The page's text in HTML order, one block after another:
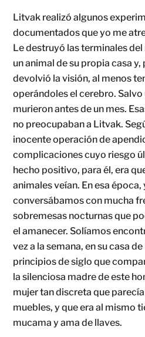
Litvak realizó algunos
documentados que yo me
Le destruyó las terminales
un animal de su propia casa
devolvió la visión, al menos
operándoles el cerebro.
murieron antes de un mes.
no preocupaban a Litvak.
inocente operación de
complicaciones cuyo riesgo
hecho positivo, para él, era
animales veían. En esa época,
conversábamos con mucha
sobremesas nocturnas que
el amanecer. Solíamos
vez a la semana, en su casa
principios de siglo que
la silenciosa madre de este
mujer tan discreta que
muebles, y que era al mismo
mucama y ama de llaves.